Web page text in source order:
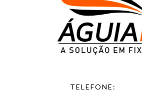
TELEFONE: